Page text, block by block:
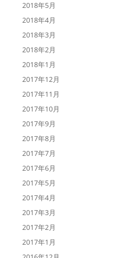
2018年5月
2018年4月
2018年3月
2018年2月
2018年1月
2017年12月
2017年11月
2017年10月
2017年9月
2017年8月
2017年7月
2017年6月
2017年5月
2017年4月
2017年3月
2017年2月
2017年1月